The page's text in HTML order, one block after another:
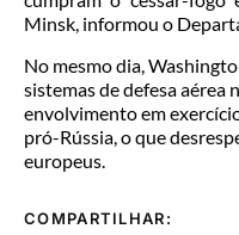
Minsk, informou o
No mesmo dia,
sistemas de defesa aérea
envolvimento em
pró-Rússia, o que
europeus.
COMPARTILHAR: